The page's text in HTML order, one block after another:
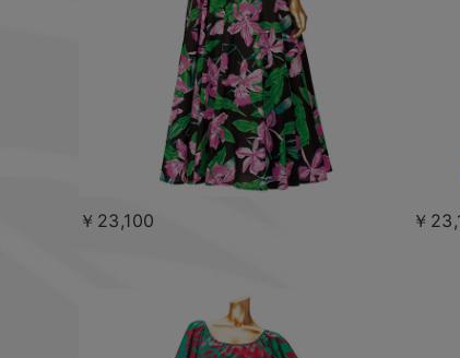
￥23,100 ￥